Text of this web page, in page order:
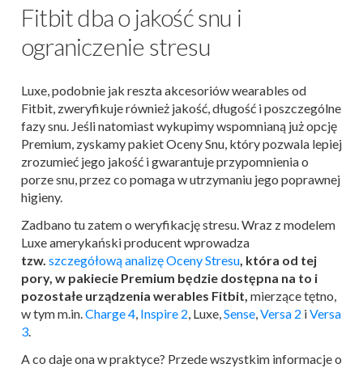
Fitbit dba o jakość snu i
ograniczenie stresu
Luxe, podobnie jak reszta akcesoriów wearables od
Fitbit, zweryfikuje również jakość, długość i poszczególne
fazy snu. Jeśli natomiast wykupimy wspomnianą już opcję
Premium, zyskamy pakiet Oceny Snu, który pozwala lepiej
zrozumieć jego jakość i gwarantuje przypomnienia o
porze snu, przez co pomaga w utrzymaniu jego poprawnej
higieny.
Zadbano tu zatem o weryfikację stresu. Wraz z modelem
Luxe amerykański producent wprowadza
tzw. szczegółową analizę Oceny Stresu, która od tej
pory, w pakiecie Premium będzie dostępna na to i
pozostałe urządzenia werables Fitbit, mierzące tętno,
w tym m.in.Charge 4, Inspire 2, Luxe,Sense,Versa 2 iVersa
3.
A co daje ona w praktyce? Przede wszystkim informacje o